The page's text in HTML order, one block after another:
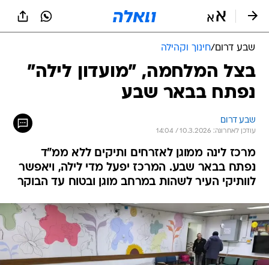
שבע דרום/חינוך וקהילה
בצל המלחמה, "מועדון לילה"
נפתח בבאר שבע
שבע דרום
עודכן לאחרונה: 10.3.2026 / 14:04
מרכז לינה ממוגן לאזרחים ותיקים ללא ממ"ד
נפתח בבאר שבע. המרכז יפעל מדי לילה, ויאפשר
לוותיקי העיר לשהות במרחב מוגן ובטוח עד הבוקר